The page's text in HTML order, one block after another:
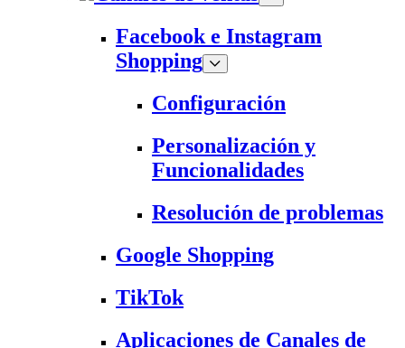
Facebook e Instagram
Shopping
Configuración
Personalización y
Funcionalidades
Resolución de problemas
Google Shopping
TikTok
Aplicaciones de Canales de